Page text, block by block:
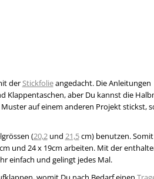
derStickfolieangedacht. Die Anleitungen
Klappentaschen, aber Du kannst die
auf einem anderen Projekt stickst,
(20,2und 21,5cm) benutzen.
und 24 x 19cm arbeiten. Mit der
einfach und gelingt jedes Mal.